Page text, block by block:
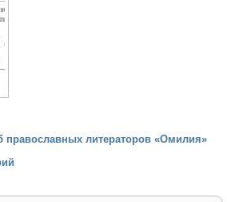
православных литераторов «Омилия»